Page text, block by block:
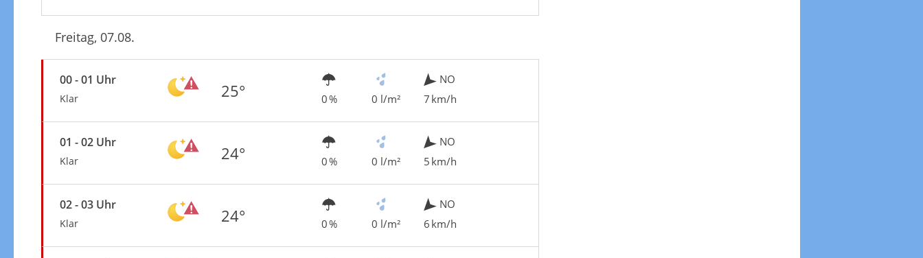
Freitag, 07.08.
00 - 01 Uhr
Klar 25° 0 % 0 l/m²
NO
7 km/h
01 - 02 Uhr
Klar 24° 0 % 0 l/m²
NO
5 km/h
02 - 03 Uhr
Klar 24° 0 % 0 l/m²
NO
6 km/h